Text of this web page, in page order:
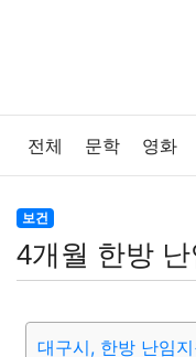
전체 문학 영화
법률
보건 질병 가요
블록체인 결혼
보건
4개월 한방
대구시, 한방 난임